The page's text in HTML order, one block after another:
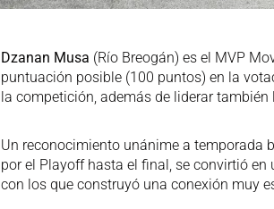
Dzanan Musa (Río Breogán) es el MVP
puntuación posible (100 puntos) en la
la competición, además de liderar
Un reconocimiento unánime a temporada
por el Playoff hasta el final, se convirtió
con los que construyó una conexión muy